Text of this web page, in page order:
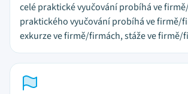
celé praktické vyučování probíhá ve
praktického vyučování probíhá ve firmě/
exkurze ve firmě/firmách, stáže ve firmě/